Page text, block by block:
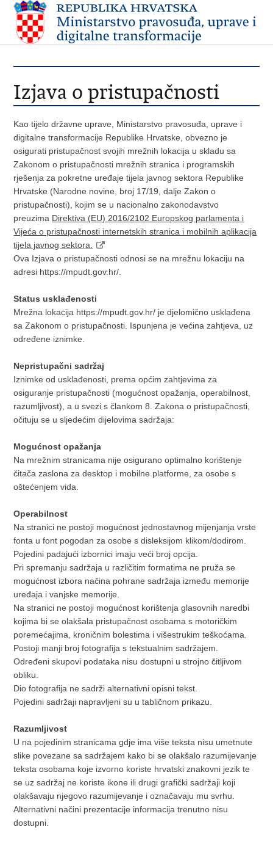
Izjava o pristupačnosti
Kao tijelo državne uprave, Ministarstvo pravosuđa, uprave i
digitalne transformacije Republike Hrvatske, obvezno je
osigurati pristupačnost svojih mrežnih lokacija u skladu sa
Zakonom o pristupačnosti mrežnih stranica i programskih
rješenja za pokretne uređaje tijela javnog sektora Republike
Hrvatske (Narodne novine, broj 17/19, dalje Zakon o
pristupačnosti), kojim se u nacionalno zakonodavstvo
preuzima Direktiva (EU) 2016/2102 Europskog parlamenta i
Vijeća o pristupačnosti internetskih stranica i mobilnih aplikacija
tijela javnog sektora.
Ova Izjava o pristupačnosti odnosi se na mrežnu lokaciju na
adresi https://mpudt.gov.hr/.
Status usklađenosti
Mrežna lokacija https://mpudt.gov.hr/ je djelomično usklađena
sa Zakonom o pristupačnosti. Ispunjena je većina zahtjeva, uz
određene iznimke.
Nepristupačni sadržaj
Iznimke od usklađenosti, prema općim zahtjevima za
osiguranje pristupačnosti (mogućnost opažanja, operabilnost,
razumljivost), a u svezi s člankom 8. Zakona o pristupačnosti,
očituju se u sljedećim dijelovima sadržaja:
Mogućnost opažanja
Na mrežnim stranicama nije osigurano optimalno korištenje
čitača zaslona za desktop i mobilne platforme, za osobe s
oštećenjem vida.
Operabilnost
Na stranici ne postoji mogućnost jednostavnog mijenjanja vrste
fonta u font pogodan za osobe s disleksijom klikom/dodirom.
Pojedini padajući izbornici imaju veći broj opcija.
Pri spremanju sadržaja u različitim formatima ne pruža se
mogućnost izbora načina pohrane sadržaja između memorije
uređaja i vanjske memorije.
Na stranici ne postoji mogućnost korištenja glasovnih naredbi
kojima bi se olakšala pristupačnost osobama s motoričkim
poremećajima, kroničnim bolestima i višestrukim teškoćama.
Postoji manji broj fotografija s tekstualnim sadržajem.
Određeni skupovi podataka nisu dostupni u strojno čitljivom
obliku.
Dio fotografija ne sadrži alternativni opisni tekst.
Pojedini sadržaji napravljeni su u tabličnom prikazu.
Razumljivost
U na pojedinim stranicama gdje ima više teksta nisu umetnute
slike povezane sa sadržajem kako bi se olakšalo razumijevanje
teksta osobama koje izvorno koriste hrvatski znakovni jezik te
se uz sadržaj ne koriste ikone ili drugi grafički sadržaji koji
olakšavaju njegovo razumijevanje i označavaju mu svrhu.
Alternativni načini prezentacije informacija trenutno nisu
dostupni.